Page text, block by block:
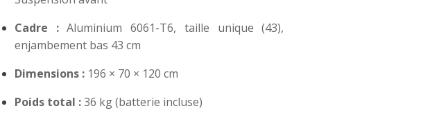
Cadre :Aluminium 6061-T6, taille unique (43),
enjambement bas 43 cm
Dimensions : 196 × 70 × 120 cm
Poids total :36 kg (batterie incluse)